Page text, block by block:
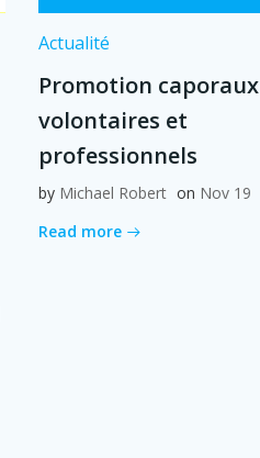
Actualité
Promotion caporaux
volontaires et
professionnels
by Michael Robert on Nov 19
Read more